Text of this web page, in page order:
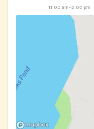
11:00 am–2:00 pm